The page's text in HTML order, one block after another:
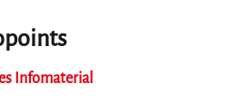
Infomaterial